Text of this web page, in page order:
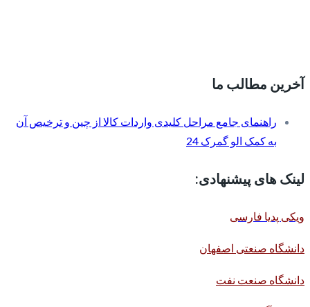
آخرین مطالب ما
راهنمای جامع مراحل کلیدی واردات کالا از چین و ترخیص آن
به کمک الو گمرک 24
لینک های پیشنهادی:
ویکی پدیا فارسی
دانشگاه صنعتی اصفهان
دانشگاه صنعت نفت